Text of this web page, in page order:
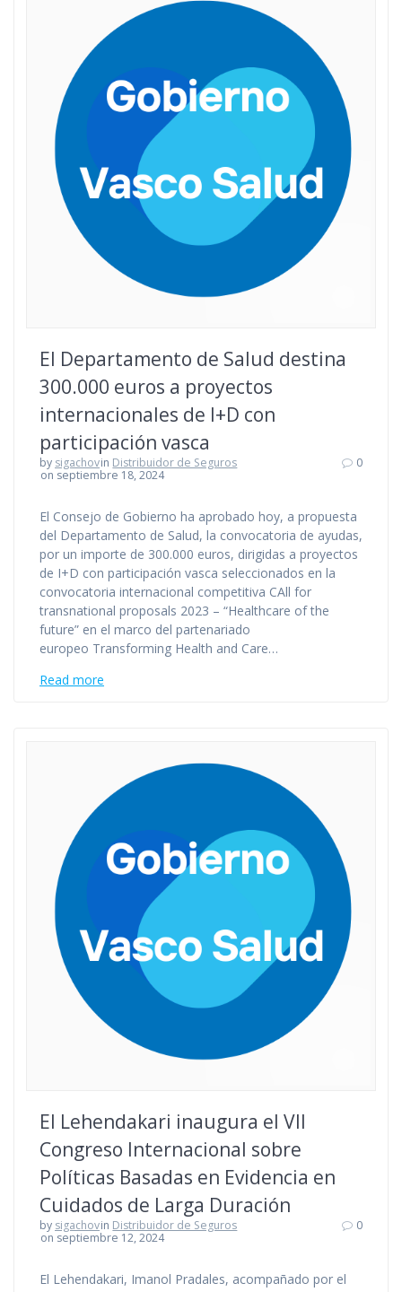
El Departamento de Salud destina
300.000 euros a proyectos
internacionales de I+D con
participación vasca
by sigachovin Distribuidor de Seguros
on septiembre 18, 2024
0
El Consejo de Gobierno ha aprobado hoy, a propuesta
del Departamento de Salud, la convocatoria de ayudas,
por un importe de 300.000 euros, dirigidas a proyectos
de I+D con participación vasca seleccionados en la
convocatoria internacional competitiva CAll for
transnational proposals 2023 – “Healthcare of the
future” en el marco del partenariado
europeo Transforming Health and Care…
Read more
El Lehendakari inaugura el VII
Congreso Internacional sobre
Políticas Basadas en Evidencia en
Cuidados de Larga Duración
by sigachovin Distribuidor de Seguros
on septiembre 12, 2024
0
El Lehendakari, Imanol Pradales, acompañado por el